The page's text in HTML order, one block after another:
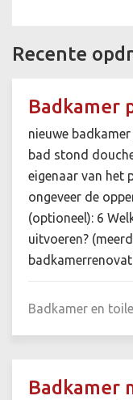
Recente
Badkamer
nieuwe
bad stond
eigenaar van het
ongeveer de
(optioneel): 6
uitvoeren?
Badkamer en
Badkamer